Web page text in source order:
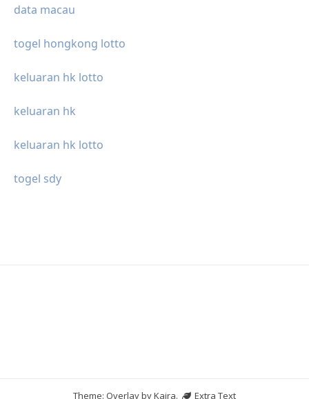
data macau
togel hongkong lotto
keluaran hk lotto
keluaran hk
keluaran hk lotto
togel sdy
Theme: Overlay byKaira. Extra Text